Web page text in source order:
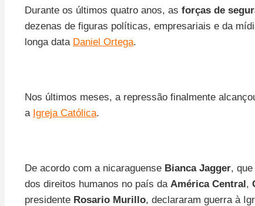
Durante os últimos quatro anos, as forças de
dezenas de figuras políticas, empresariais e da
longa data Daniel Ortega.
Nos últimos meses, a repressão finalmente
a Igreja Católica.
De acordo com a nicaraguense Bianca Jagger,
dos direitos humanos no país da América Central,
presidente Rosario Murillo, declararam guerra à